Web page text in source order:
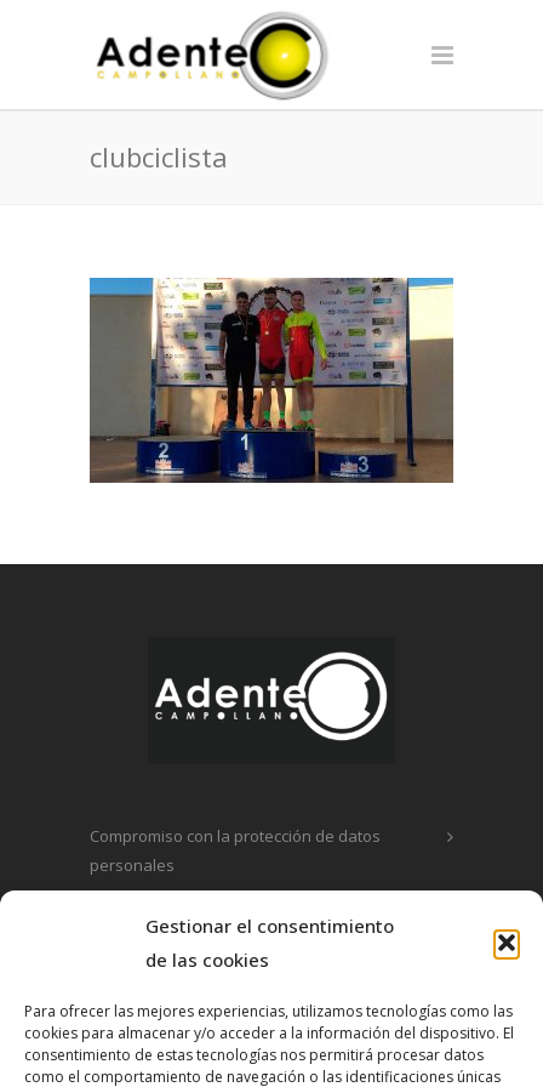
Gestionar el consentimiento
de las cookies
Para ofrecer las mejores experiencias, utilizamos tecnologías como las
cookies para almacenar y/o acceder a la información del dispositivo. El
consentimiento de estas tecnologías nos permitirá procesar datos
como el comportamiento de navegación o las identificaciones únicas
clubciclista
Compromiso con la protección de datos
personales
Política de privacidad
Política de cookies
Contacto